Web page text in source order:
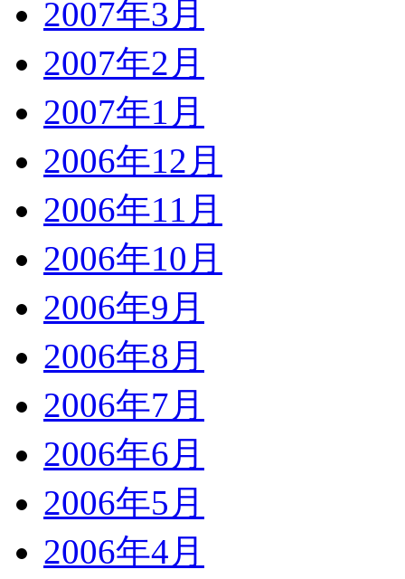
2007年3月
2007年2月
2007年1月
2006年12月
2006年11月
2006年10月
2006年9月
2006年8月
2006年7月
2006年6月
2006年5月
2006年4月